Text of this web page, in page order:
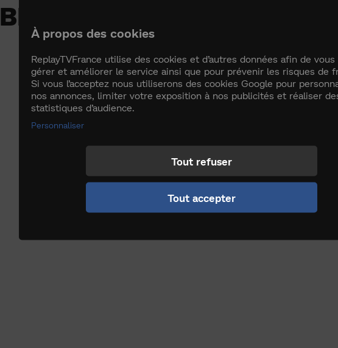
BILLET RETOUR
À propos des cookies
ReplayTVFrance utilise des cookies et d’autres données afin de vous
gérer et améliorer le service ainsi que pour prévenir les risques de
Si vous l’acceptez nous utiliserons des cookies Google pour
nos annonces, limiter votre exposition à nos publicités et réaliser
statistiques d’audience.
Personnaliser
Tout refuser
Tout accepter